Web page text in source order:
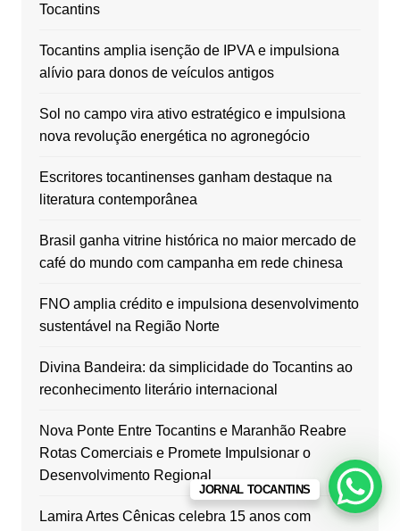
Tocantins
Tocantins amplia isenção de IPVA e impulsiona
alívio para donos de veículos antigos
Sol no campo vira ativo estratégico e impulsiona
nova revolução energética no agronegócio
Escritores tocantinenses ganham destaque na
literatura contemporânea
Brasil ganha vitrine histórica no maior mercado de
café do mundo com campanha em rede chinesa
FNO amplia crédito e impulsiona desenvolvimento
sustentável na Região Norte
Divina Bandeira: da simplicidade do Tocantins ao
reconhecimento literário internacional
Nova Ponte Entre Tocantins e Maranhão Reabre
Rotas Comerciais e Promete Impulsionar o
Desenvolvimento Regional
Lamira Artes Cênicas celebra 15 anos com
JORNAL TOCANTINS